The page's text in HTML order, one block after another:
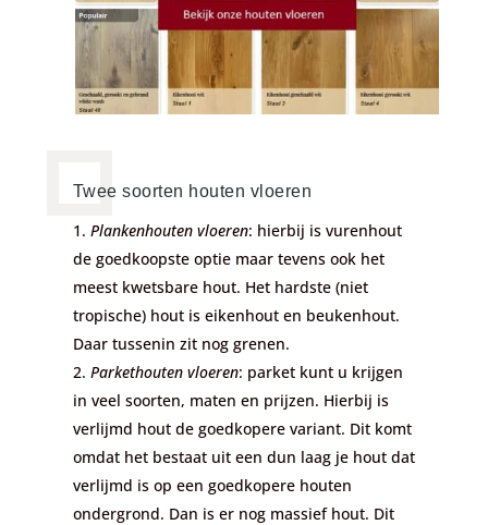
Twee soorten houten vloeren
Plankenhouten vloeren: hierbij is vurenhout
de goedkoopste optie maar tevens ook het
meest kwetsbare hout. Het hardste (niet
tropische) hout is eikenhout en beukenhout.
Daar tussenin zit nog grenen.
Parkethouten vloeren: parket kunt u krijgen
in veel soorten, maten en prijzen. Hierbij is
verlijmd hout de goedkopere variant. Dit komt
omdat het bestaat uit een dun laag je hout dat
verlijmd is op een goedkopere houten
ondergrond. Dan is er nog massief hout. Dit